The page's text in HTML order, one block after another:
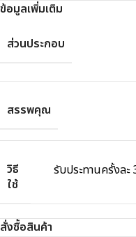
ข้อมูลเพิ่มเติม
ส่วนประกอบ
สรรพคุณ
วิธี
ใช้
รับประทานครั้งละ
สั่งซื้อสินค้า